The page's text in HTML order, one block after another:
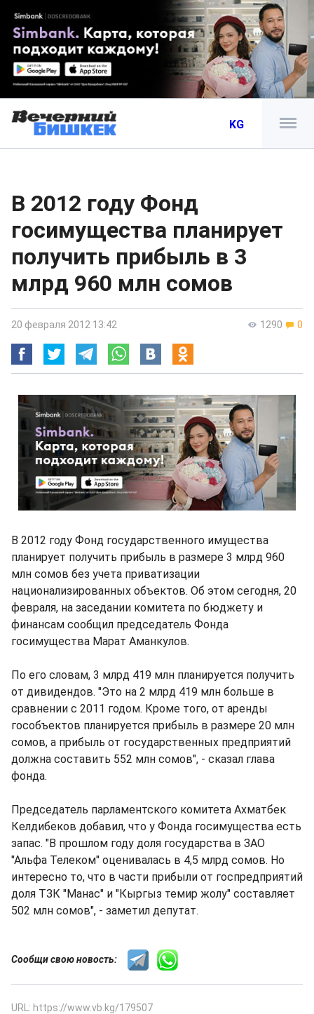
KG
В 2012 году Фонд
госимущества планирует
получить прибыль в 3
млрд 960 млн сомов
1290 0
20 февраля 2012 13:42
В 2012 году Фонд государственного имущества
планирует получить прибыль в размере 3 млрд 960
млн сомов без учета приватизации
национализированных объектов. Об этом сегодня, 20
февраля, на заседании комитета по бюджету и
финансам сообщил председатель Фонда
госимущества Марат Аманкулов.
По его словам, 3 млрд 419 млн планируется получить
от дивидендов. "Это на 2 млрд 419 млн больше в
сравнении с 2011 годом. Кроме того, от аренды
гособъектов планируется прибыль в размере 20 млн
сомов, а прибыль от государственных предприятий
должна составить 552 млн сомов", - сказал глава
фонда.
Председатель парламентского комитета Ахматбек
Келдибеков добавил, что у Фонда госимущества есть
запас. "В прошлом году доля государства в ЗАО
"Альфа Телеком" оценивалась в 4,5 млрд сомов. Но
интересно то, что в части прибыли от госпредприятий
доля ТЗК "Манас" и "Кыргыз темир жолу" составляет
502 млн сомов", - заметил депутат.
Сообщи свою новость:
URL: https://www.vb.kg/179507